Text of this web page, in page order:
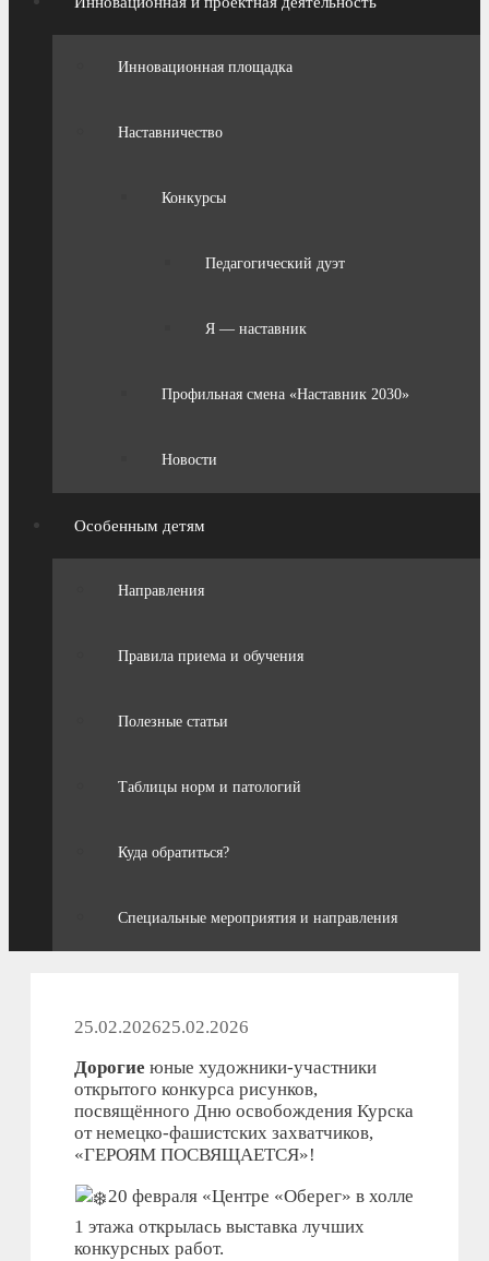
Инновационная площадка
Наставничество
Конкурсы
Педагогический дуэт
Я — наставник
Профильная смена «Наставник 2030»
Новости
Особенным детям
Направления
Правила приема и обучения
Полезные статьи
Таблицы норм и патологий
Куда обратиться?
Специальные мероприятия и направления
25.02.202625.02.2026
Дорогие юные художники-участники
открытого конкурса рисунков,
посвящённого Дню освобождения Курска
от немецко-фашистских захватчиков,
«ГЕРОЯМ ПОСВЯЩАЕТСЯ»!
20 февраля «Центре «Оберег» в холле
1 этажа открылась выставка лучших
конкурсных работ.